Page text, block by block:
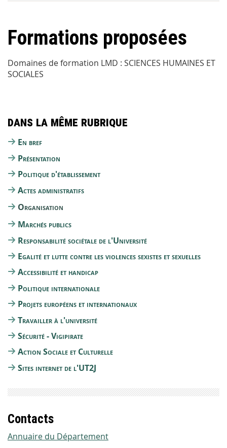
Formations proposées
Domaines de formation LMD : SCIENCES HUMAINES ET
SOCIALES
Dans la même rubrique
En bref
Présentation
Politique d'établissement
Actes administratifs
Organisation
Marchés publics
Responsabilité sociétale de l'Université
Egalité et lutte contre les violences sexistes et sexuelles
Accessibilité et handicap
Politique internationale
Projets européens et internationaux
Travailler à l'université
Sécurité - Vigipirate
Action Sociale et Culturelle
Sites internet de l'UT2J
Contacts
Annuaire du Département